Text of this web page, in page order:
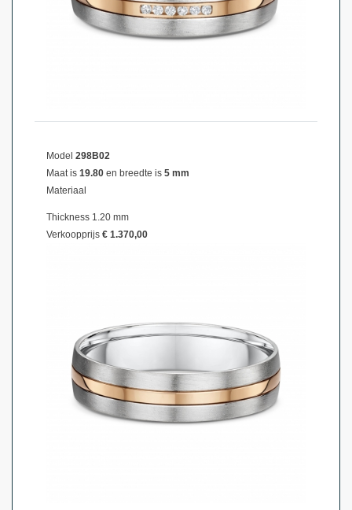
Model 298B02
Maat is 19.80 en breedte is 5 mm
Materiaal
Thickness 1.20 mm
Verkoopprijs € 1.370,00